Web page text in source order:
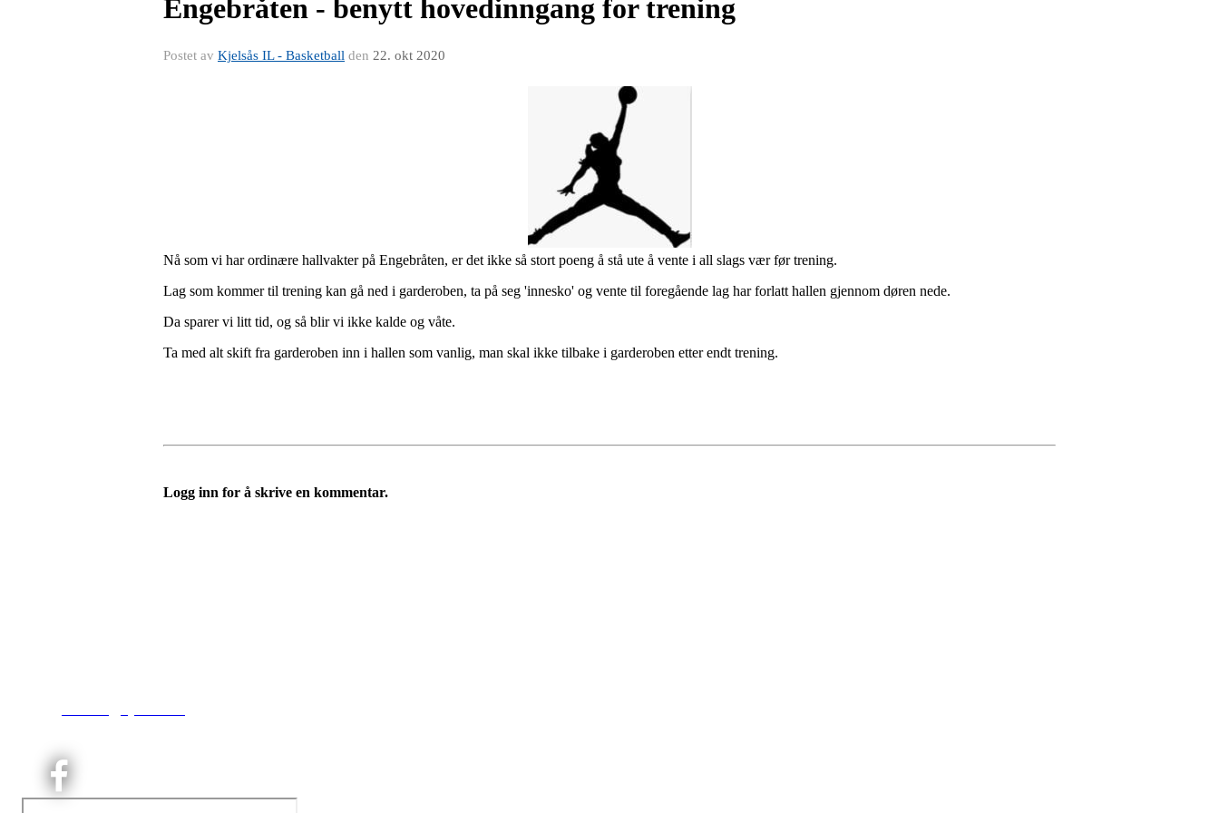
Engebråten - benytt hovedinngang for trening
Postet av Kjelsås IL - Basketball den 22. okt 2020
Nå som vi har ordinære hallvakter på Engebråten, er det ikke så stort poeng å stå ute å vente i all slags vær før trening.
Lag som kommer til trening kan gå ned i garderoben, ta på seg 'innesko' og vente til foregående lag har forlatt hallen gjennom døren nede.
Da sparer vi litt tid, og så blir vi ikke kalde og våte.
Ta med alt skift fra garderoben inn i hallen som vanlig, man skal ikke tilbake i garderoben etter endt trening.
Logg inn for å skrive en kommentar.